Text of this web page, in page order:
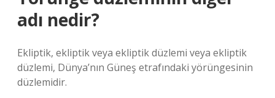
adı nedir?
Ekliptik, ekliptik veya ekliptik düzlemi veya ekliptik
düzlemi, Dünya’nın Güneş etrafındaki yörüngesinin
düzlemidir.